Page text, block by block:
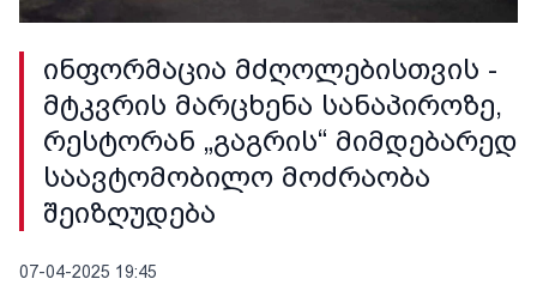
ინფორმაცია მძღოლებისთვის -
მტკვრის მარცხენა სანაპიროზე,
რესტორან „გაგრის“ მიმდებარედ
საავტომობილო მოძრაობა
შეიზღუდება
07-04-2025 19:45